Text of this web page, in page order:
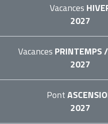
Vacances
2027
Vacances PRINTEMPS
2027
Pont
2027